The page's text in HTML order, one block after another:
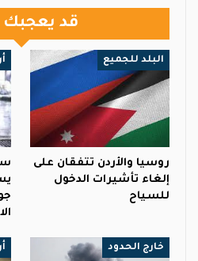
قد يعجبك
البلد للجميع
روسيا والأردن تتفقان على
إلغاء تأشيرات الدخول
للسياح
خارج الحدود